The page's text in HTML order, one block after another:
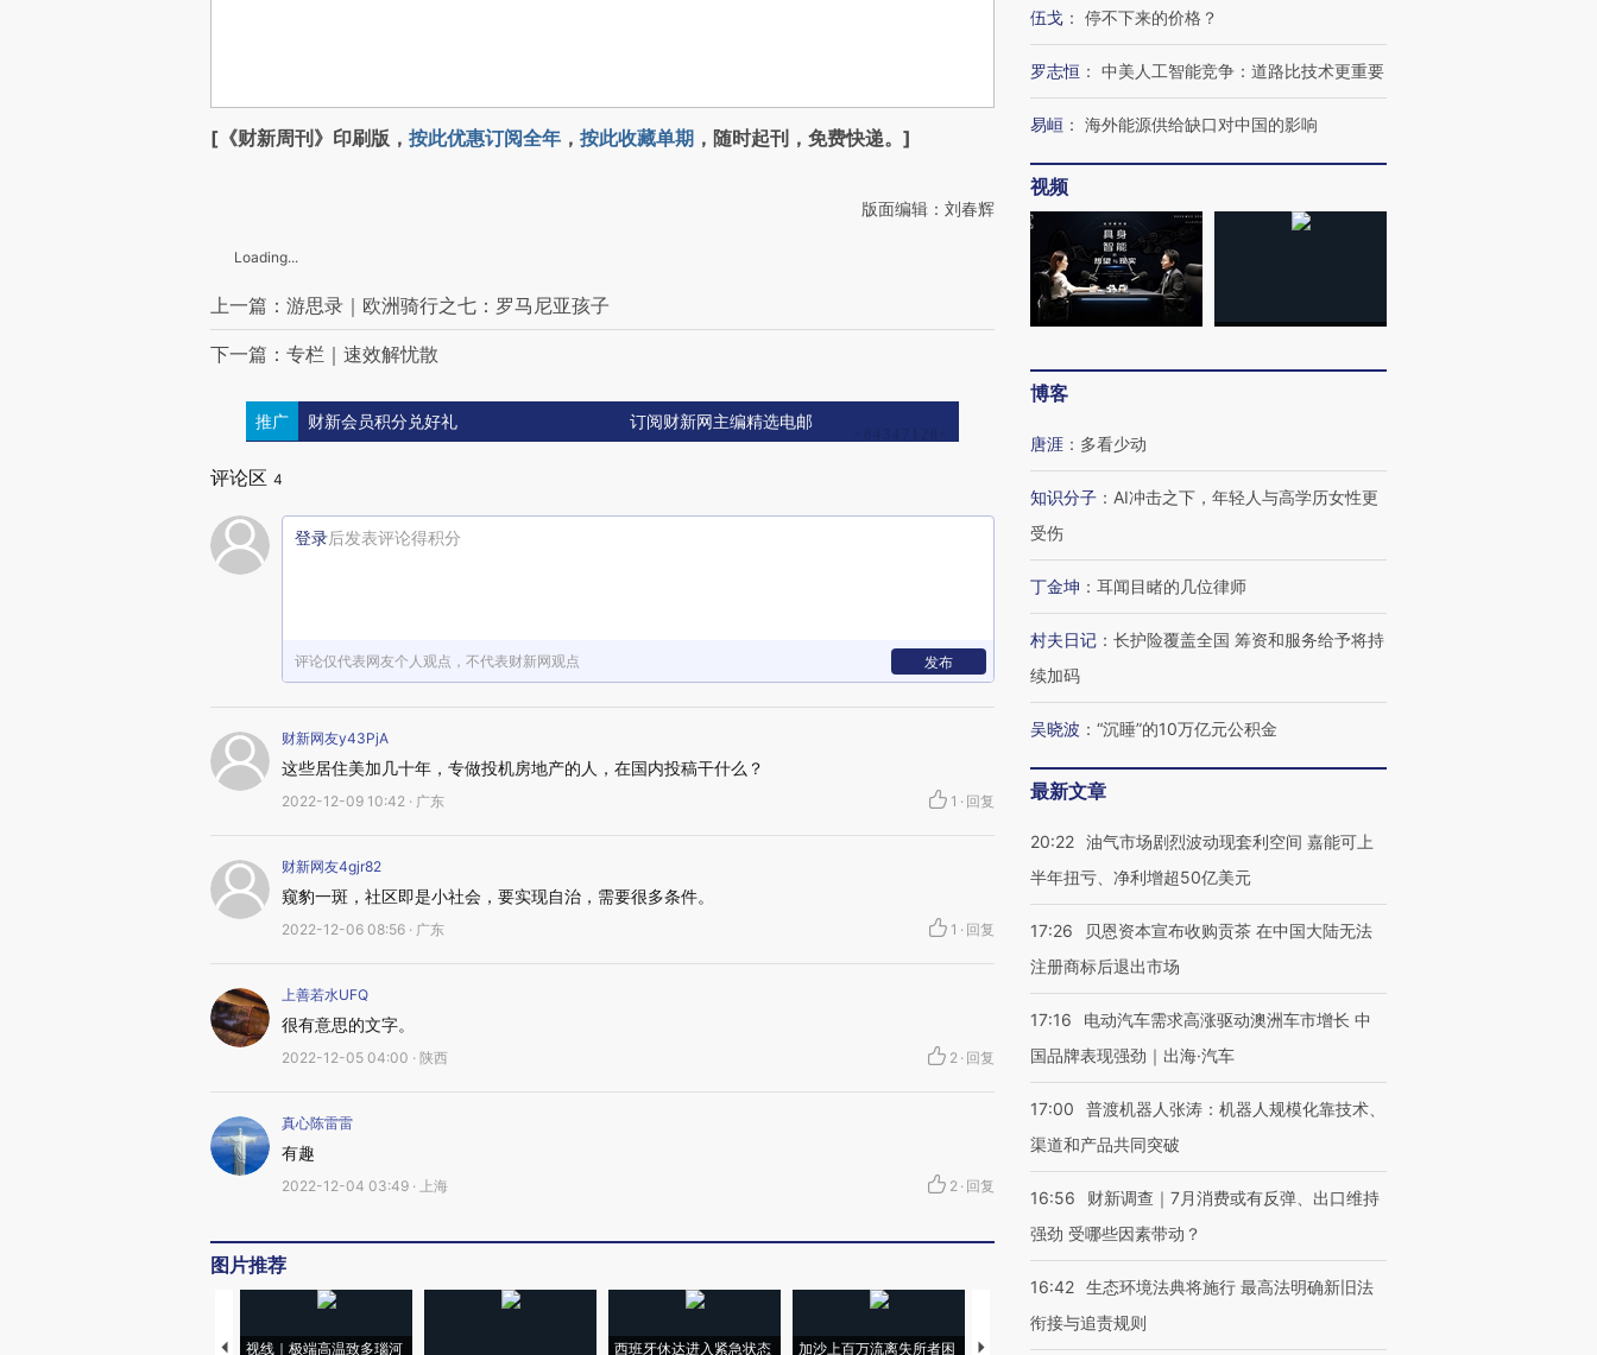
[《财新周刊》印刷版， 按此优惠订阅全年 ， 按此收藏单期 ，随时起刊，免费快递。]
版面编辑：刘春辉
Loading...
上一篇：游思录｜欧洲骑行之七：罗马尼亚孩子
下一篇：专栏｜速效解忧散
推广 财新会员积分兑好礼 订阅财新网主编精选电邮
评论区 4
登录后发表评论得积分
评论仅代表网友个人观点，不代表财新网观点 发布
财新网友y43PjA
这些居住美加几十年，专做投机房地产的人，在国内投稿干什么？
2022-12-09 10:42 · 广东 1 · 回复
财新网友4gjr82
窥豹一斑，社区即是小社会，要实现自治，需要很多条件。
2022-12-06 08:56 · 广东 1 · 回复
上善若水UFQ
很有意思的文字。
2022-12-05 04:00 · 陕西 2 · 回复
真心陈雷雷
有趣
2022-12-04 03:49 · 上海 2 · 回复
图片推荐
视线｜极端高温致多瑙河
西班牙休达进入紧急状态
加沙上百万流离失所者困
视线｜HYROX的吸金
马航飞行员跨国走私7万
视线｜被称为“蟑螂”的印
伍戈 ： 停不下来的价格？
罗志恒 ： 中美人工智能竞争：道路比技术更重要
易峘 ： 海外能源供给缺口对中国的影响
视频
博客
唐涯 ： 多看少动
知识分子 ： AI冲击之下，年轻人与高学历女性更
受伤
丁金坤 ： 耳闻目睹的几位律师
村夫日记 ： 长护险覆盖全国 筹资和服务给予将持
续加码
吴晓波 ： “沉睡”的10万亿元公积金
最新文章
20:22 油气市场剧烈波动现套利空间 嘉能可上
半年扭亏、净利增超50亿美元
17:26
贝恩资本宣布收购贡茶 在中国大陆无法
注册商标后退出市场
17:16
电动汽车需求高涨驱动澳洲车市增长 中
国品牌表现强劲｜出海·汽车
17:00
普渡机器人张涛：机器人规模化靠技术、
渠道和产品共同突破
16:56
财新调查｜7月消费或有反弹、出口维持
强劲 受哪些因素带动？
16:42 生态环境法典将施行 最高法明确新旧法
衔接与追责规则